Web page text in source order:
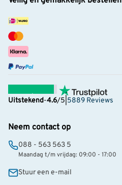
Uitstekend-4.6/5 5889 Reviews
Neem contact op
088 - 563 563 5
Maandag t/m vrijdag: 09:00 - 17:00
Stuur een e-mail